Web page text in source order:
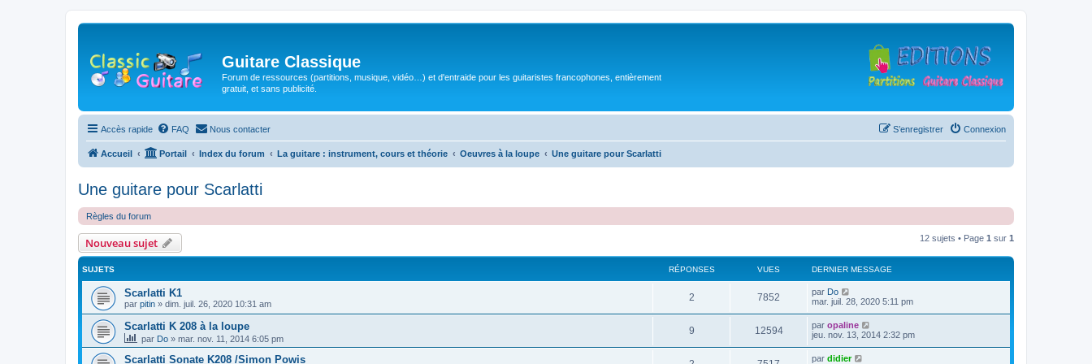
Guitare Classique
Forum de ressources (partitions, musique, vidéo…) et d'entraide pour les guitaristes francophones, entièrement
gratuit, et sans publicité.
Accès rapide FAQ Nous contacter Connexion
S’enregistrer
Accueil Portail Index du forum La guitare : instrument, cours et théorie Oeuvres à la loupe Une guitare pour Scarlatti
Une guitare pour Scarlatti
Règles du forum
Nouveau sujet 12 sujets • Page 1 sur 1
SUJETS RÉPONSES VUES DERNIER MESSAGE
Scarlatti K1
par pitin » dim. juil. 26, 2020 10:31 am
2R
é
o
7852
u
D
e
i
e
r
m
par Do
mar. juil. 28, 2020 5:11 pm
Scarlatti K 208 à la loupe
par Do » mar. nov. 11, 2014 6:05 pm
9R
é
12594V
u
D
e
par opaline
jeu. nov. 13, 2014 2:32 pm
Scarlatti Sonate K208 /Simon Powis
D
par didier